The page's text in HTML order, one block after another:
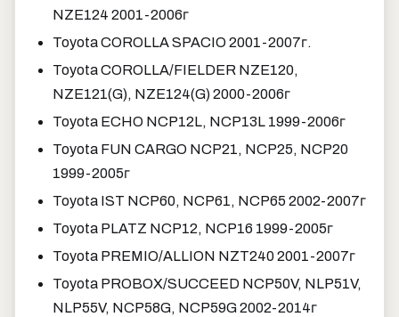
NZE124 2001-2006г
Toyota COROLLA SPACIO 2001-2007г.
Toyota COROLLA/FIELDER NZE120,
NZE121(G), NZE124(G) 2000-2006г
Toyota ECHO NCP12L, NCP13L 1999-2006г
Toyota FUN CARGO NCP21, NCP25, NCP20
1999-2005г
Toyota IST NCP60, NCP61, NCP65 2002-2007г
Toyota PLATZ NCP12, NCP16 1999-2005г
Toyota PREMIO/ALLION NZT240 2001-2007г
Toyota PROBOX/SUCCEED NCP50V, NLP51V,
NLP55V, NCP58G, NCP59G 2002-2014г